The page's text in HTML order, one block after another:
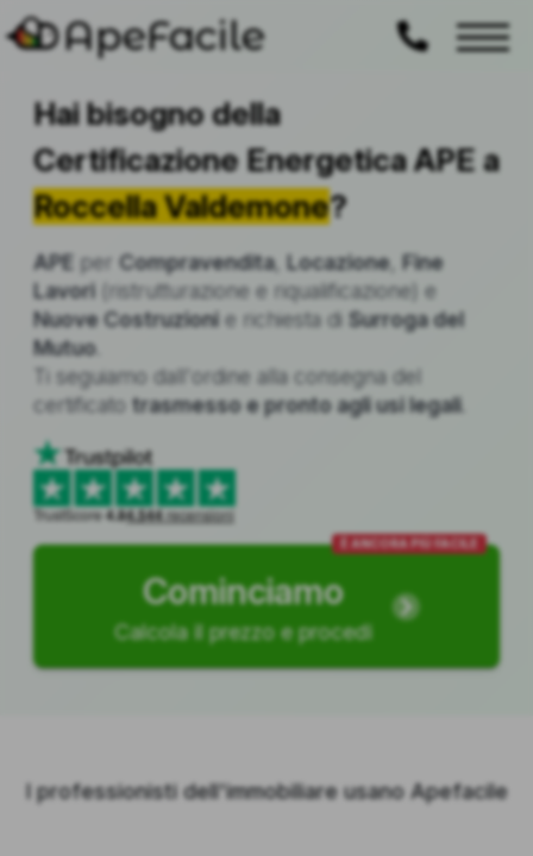
ApeFacile
Hai bisogno della
Certificazione Energetica APE a
Roccella Valdemone?
APE per Compravendita, Locazione Fine
Lavori (ristrutturazione e riqualificazione) e
Nuove Costruzioni e richiesta di Surroga del
Mutuo.
Ti seguiamo dall'ordine alla consegna del
certificato trasmesso e pronto agli usi legali
TrustScore4.84.544recensioni
Cominciamo
Calcola il prezzo e procedi
È ANCORA PIÙ FACILE
I professionisti dell'immobiliare usano Apefacile